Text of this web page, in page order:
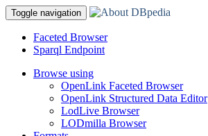
Toggle navigation
Faceted Browser
Sparql Endpoint
Browse using
OpenLink Faceted Browser
OpenLink Structured Data Editor
LodLive Browser
LODmilla Browser